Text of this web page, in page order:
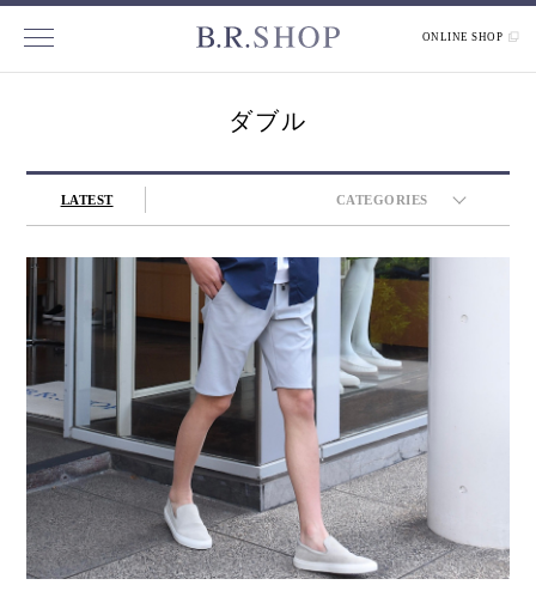
ONLINE SHOP
ダブル
LATEST CATEGORIES